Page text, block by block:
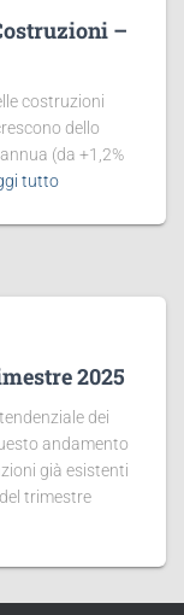
–
costruzioni
dello
(da +1,2%
tutto
2025
dei
andamento
già esistenti
trimestre